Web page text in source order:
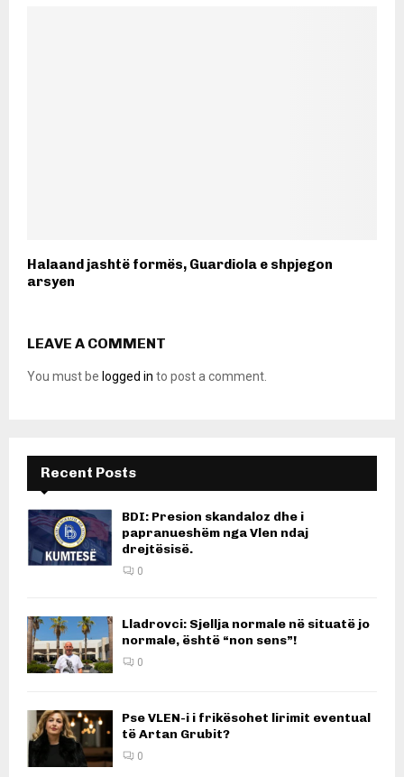
Halaand jashtë formës, Guardiola e shpjegon
arsyen
LEAVE A COMMENT
You must be logged in to post a comment.
Recent Posts
BDI: Presion skandaloz dhe i
papranueshëm nga Vlen ndaj
drejtësisë.
0
Lladrovci: Sjellja normale në situatë jo
normale, është “non sens”!
0
Pse VLEN-i i frikësohet lirimit eventual
të Artan Grubit?
0